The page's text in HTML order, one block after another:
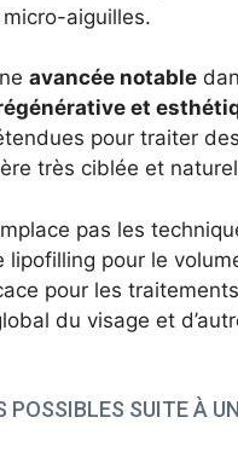
micro-aiguilles.
avancée notable
et
pour traiter
très ciblée et
pas les
lipofilling pour le
pour les
du visage et
POSSIBLES SUITE À